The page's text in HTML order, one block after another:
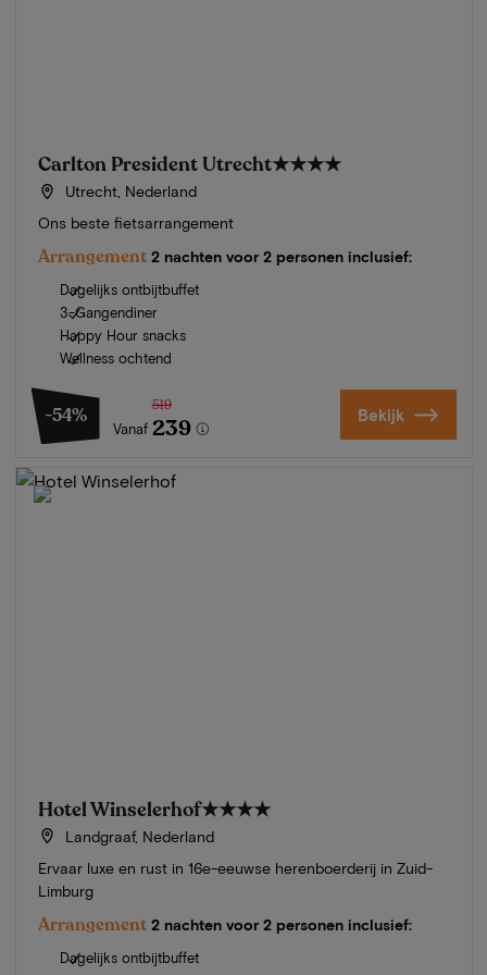
Carlton President Utrecht★★★★
Utrecht, Nederland
Ons beste fietsarrangement
Arrangement 2 nachten voor 2 personen inclusief:
Dagelijks ontbijtbuffet
3-Gangendiner
Happy Hour snacks
Wellness ochtend
-54%
Vanaf
519
239 Bekijk
Hotel Winselerhof★★★★
Landgraaf, Nederland
Ervaar luxe en rust in 16e-eeuwse herenboerderij in Zuid-
Limburg
Arrangement 2 nachten voor 2 personen inclusief:
Dagelijks ontbijtbuffet